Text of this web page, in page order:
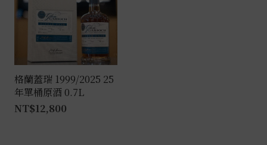
格蘭蓋瑞 1999/2025 25
年單桶原酒 0.7L
NT$12,800